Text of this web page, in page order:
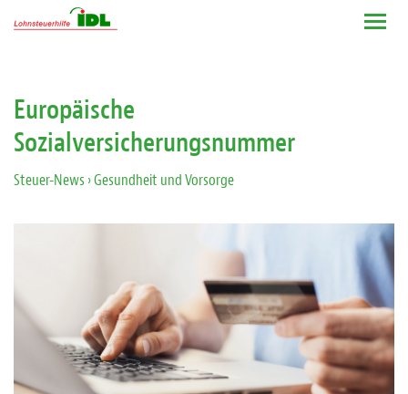
Europäische
Sozialversicherungsnummer
Steuer-News › Gesundheit und Vorsorge